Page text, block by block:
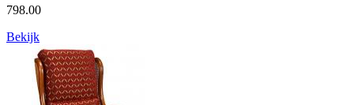
798.00
Bekijk